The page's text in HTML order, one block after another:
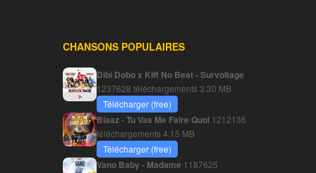
CHANSONS POPULAIRES
Dibi Dobo x Kiff No Beat - Survoltage
1237628 téléchargements3.30 MB
Télécharger (free)
Blaaz - Tu Vas Me Faire Quoi 1212136
téléchargements4.15 MB
Télécharger (free)
Vano Baby - Madame 1187625